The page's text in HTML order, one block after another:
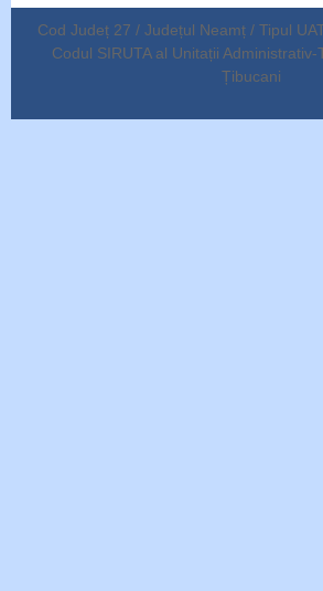
Cod Județ 27 / Județul Neamț / Tipul
Codul SIRUTA al Unitații
Țibucani